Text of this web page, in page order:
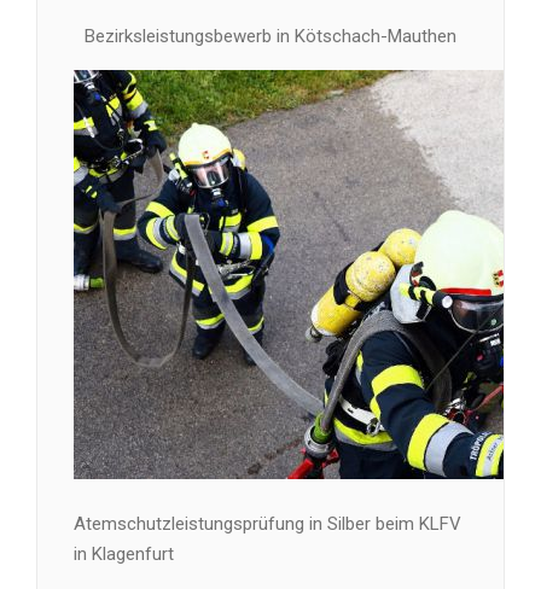
Bezirksleistungsbewerb in Kötschach-Mauthen
Atemschutzleistungsprüfung in Silber beim KLFV
in Klagenfurt